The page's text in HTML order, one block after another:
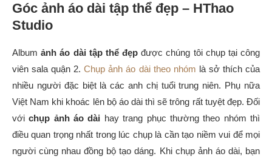
Góc ảnh áo dài tập thể đẹp – HThao
Studio
Albumảnh áo dài tập thể đẹp được chúng tôi chụp tại công
viên sala quận 2.Chụp ảnh áo dài theo nhóm là sở thích của
nhiều người đặc biệt là các anh chị tuổi trung niên. Phụ nữa
Việt Nam khi khoác lên bộ áo dài thì sẽ trông rất tuyệt đẹp. Đối
vớichụp ảnh áo dài hay trang phục thường theo nhóm thì
điều quan trọng nhất trong lúc chụp là cần tạo niềm vui để mọi
người cùng nhau đồng bộ tạo dáng. Khi chụp ảnh áo dài, bạn